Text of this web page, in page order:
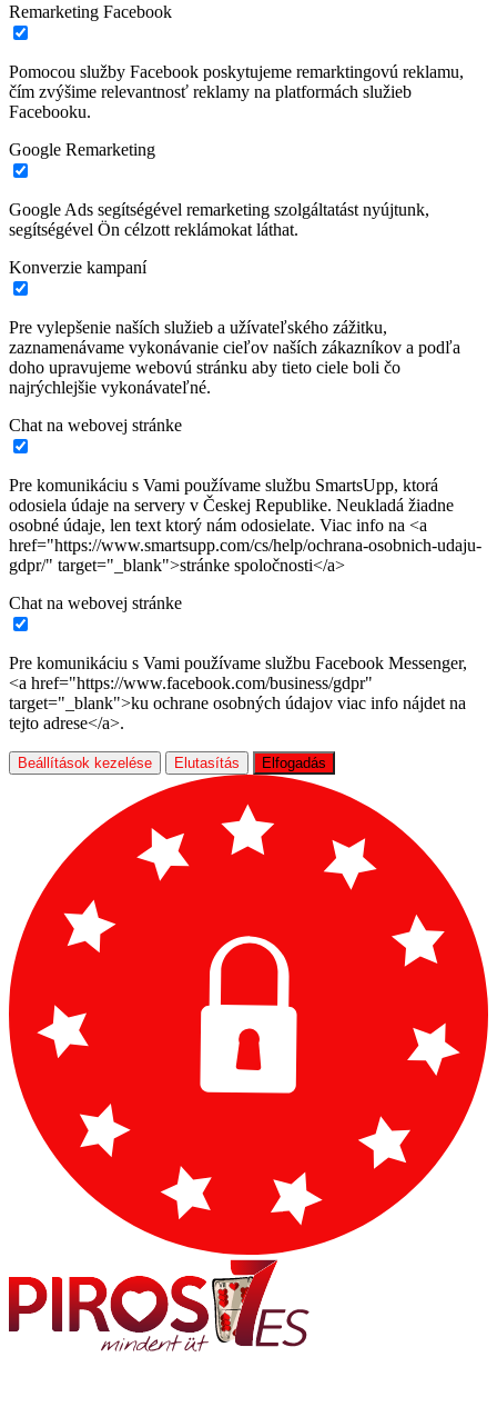
Remarketing Facebook
Pomocou služby Facebook poskytujeme remarktingovú reklamu,
čím zvýšime relevantnosť reklamy na platformách služieb
Facebooku.
Google Remarketing
Google Ads segítségével remarketing szolgáltatást nyújtunk,
segítségével Ön célzott reklámokat láthat.
Konverzie kampaní
Pre vylepšenie naších služieb a užívateľského zážitku,
zaznamenávame vykonávanie cieľov naších zákazníkov a podľa
doho upravujeme webovú stránku aby tieto ciele boli čo
najrýchlejšie vykonávateľné.
Chat na webovej stránke
Pre komunikáciu s Vami používame službu SmartsUpp, ktorá
odosiela údaje na servery v Českej Republike. Neukladá žiadne
osobné údaje, len text ktorý nám odosielate. Viac info na <a
href="https://www.smartsupp.com/cs/help/ochrana-osobnich-udaju-
gdpr/" target="_blank">stránke spoločnosti</a>
Chat na webovej stránke
Pre komunikáciu s Vami používame službu Facebook Messenger,
<a href="https://www.facebook.com/business/gdpr"
target="_blank">ku ochrane osobných údajov viac info nájdet na
tejto adrese</a>.
Beállítások kezelése Elutasítás Elfogadás